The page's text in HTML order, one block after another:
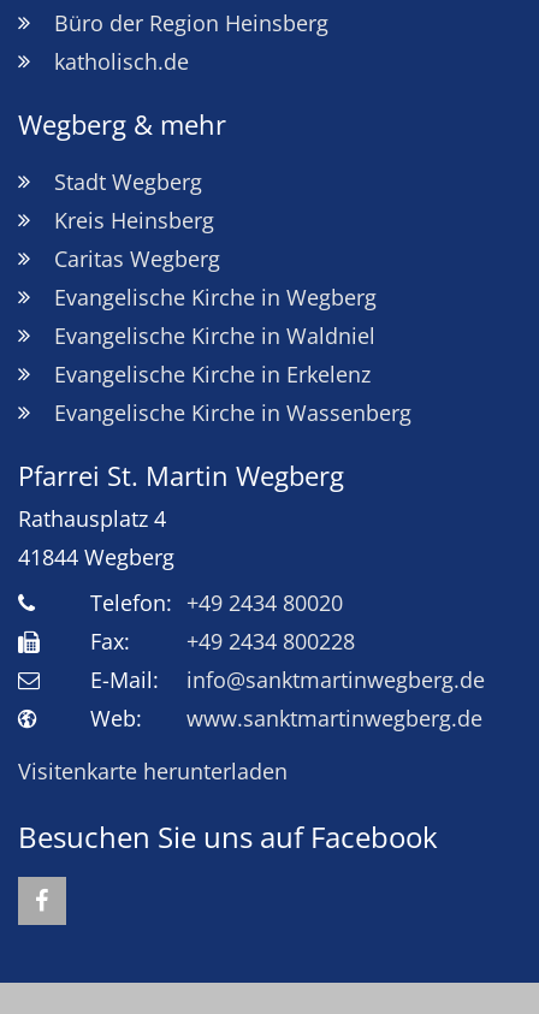
Büro der Region Heinsberg
katholisch.de
Wegberg & mehr
Stadt Wegberg
Kreis Heinsberg
Caritas Wegberg
Evangelische Kirche in Wegberg
Evangelische Kirche in Waldniel
Evangelische Kirche in Erkelenz
Evangelische Kirche in Wassenberg
Pfarrei St. Martin Wegberg
Rathausplatz 4
41844 Wegberg
Telefon: +49 2434 80020
Fax:
+49 2434 800228
E-Mail:
info@sanktmartinwegberg.de
Web:
www.sanktmartinwegberg.de
Visitenkarte herunterladen
Besuchen Sie uns auf Facebook